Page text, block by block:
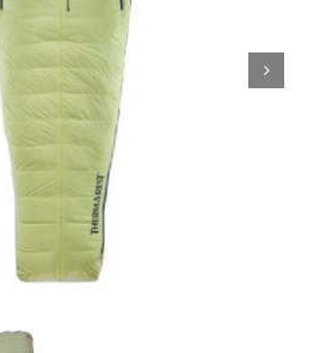
Trail
/ Alpinisme
Bons Plans